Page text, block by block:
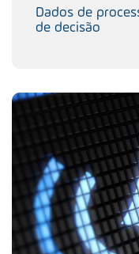
Dados de
de decisão